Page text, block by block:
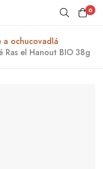
0
a ochucovadlá
Ras el Hanout BIO 38g